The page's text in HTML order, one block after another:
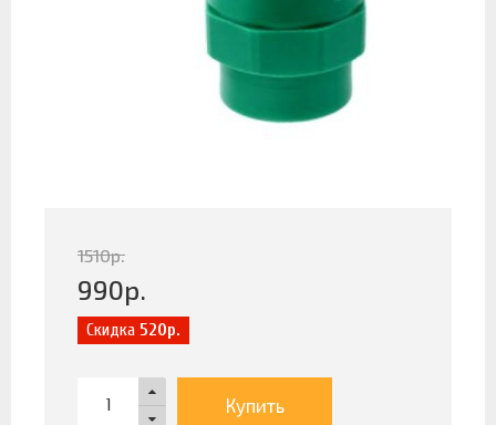
1510р.
990р.
Скидка 520р.
Купить